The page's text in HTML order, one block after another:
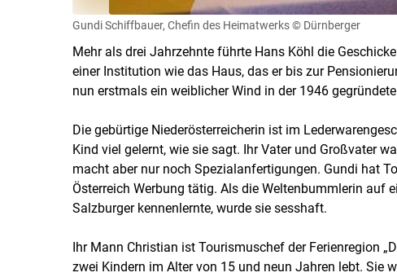
Gundi Schiffbauer, Chefin des Heimatwerks © Dürnberger
Mehr als drei Jahrzehnte führte Hans Köhl die
einer Institution wie das Haus, das er bis zur
nun erstmals ein weiblicher Wind in der 1946
Die gebürtige Niederösterreicherin ist im
Kind viel gelernt, wie sie sagt. Ihr Vater und Großvater
macht aber nur noch Spezialanfertigungen. Gundi hat
Österreich Werbung tätig. Als die Weltenbummlerin auf
Salzburger kennenlernte, wurde sie sesshaft.
Ihr Mann Christian ist Tourismuschef der Ferienregion
zwei Kindern im Alter von 15 und neun Jahren lebt. Sie